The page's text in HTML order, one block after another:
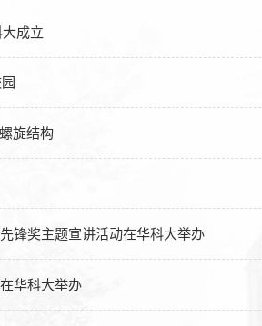
成立
旋结构
锋奖主题宣讲活动在华科大举办
华科大举办